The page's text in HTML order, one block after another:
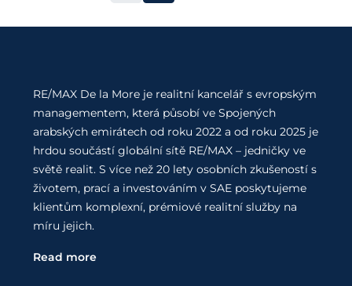
RE/MAX De la More je realitní kancelář s evropským
managementem, která působí ve Spojených
arabských emirátech od roku 2022 a od roku 2025 je
hrdou součástí globální sítě RE/MAX – jedničky ve
světě realit. S více než 20 lety osobních zkušeností s
životem, prací a investováním v SAE poskytujeme
klientům komplexní, prémiové realitní služby na
míru jejich.
Read more